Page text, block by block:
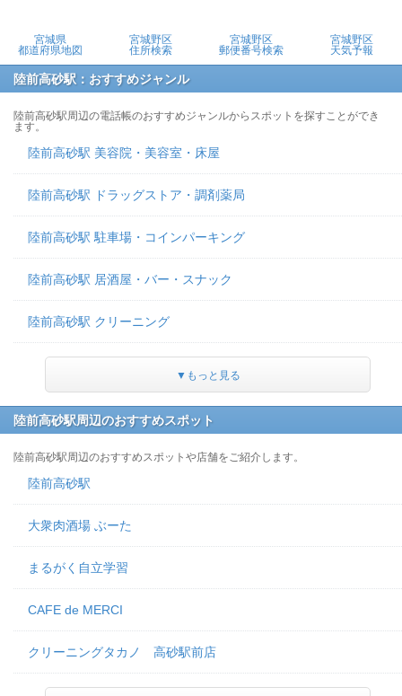
宮城県
都道府県地図
宮城野区
住所検索
宮城野区
郵便番号検索
宮城野区
天気予報
陸前高砂駅：おすすめジャンル
陸前高砂駅周辺の電話帳のおすすめジャンルからスポットを探すことができ
ます。
陸前高砂駅 美容院・美容室・床屋
陸前高砂駅 ドラッグストア・調剤薬局
陸前高砂駅 駐車場・コインパーキング
陸前高砂駅 居酒屋・バー・スナック
陸前高砂駅 クリーニング
▼もっと見る
陸前高砂駅周辺のおすすめスポット
陸前高砂駅周辺のおすすめスポットや店舗をご紹介します。
陸前高砂駅
大衆肉酒場 ぶーた
まるがく自立学習
CAFE de MERCI
クリーニングタカノ 高砂駅前店